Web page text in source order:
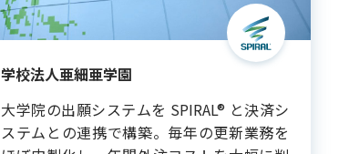
学校法人亜細亜学園
大学院の出願システムを SPIRAL® と決済シ
ステムとの連携で構築。毎年の更新業務を